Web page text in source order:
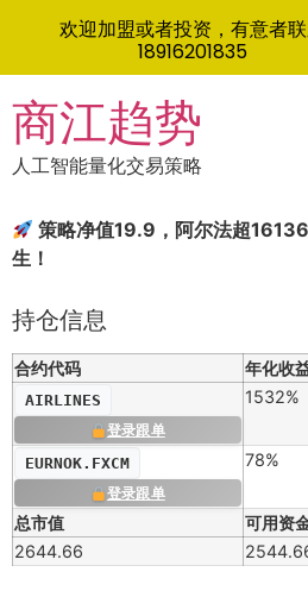
to
content
商江趋势
人工智能量化交易策略
策略净值19.9，阿尔法超
生！
持仓信息
合约代码 年化收
AIRLINES
登录跟单
1532%
EURNOK.FXCM
登录跟单
78%
总市值 可用资
2644.66
欢迎加盟或者投资，有意者
18916201835